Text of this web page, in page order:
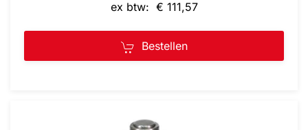
ex btw: € 111,57
Bestellen